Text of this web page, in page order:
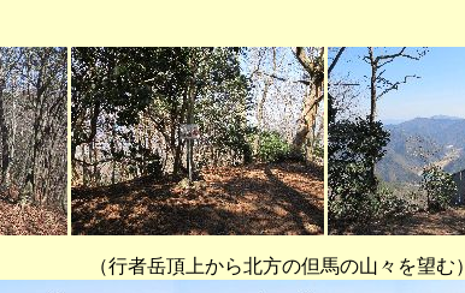
から北方の但馬の山々を望む）